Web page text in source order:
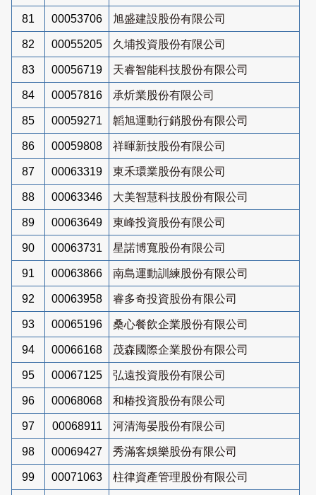
81 00053706 旭盛建設股份有限公司
82 00055205 久埔投資股份有限公司
83 00056719 天睿智能科技股份有限公司
84 00057816 承炘業股份有限公司
85 00059271 韜旭運動行銷股份有限公司
86 00059808 祥暉新技股份有限公司
87 00063319 東禾環業股份有限公司
88 00063346 大美智慧科技股份有限公司
89 00063649 東峰投資股份有限公司
90 00063731 星諾博寬股份有限公司
91 00063866 南島運動訓練股份有限公司
92 00063958 睿多奇投資股份有限公司
93 00065196 桑心餐飲企業股份有限公司
94 00066168 茂森國際企業股份有限公司
95 00067125 弘遠投資股份有限公司
96 00068068 和椿投資股份有限公司
97 00068911 河清海晏股份有限公司
98 00069427 秀滿客娛樂股份有限公司
99 00071063 柱律資產管理股份有限公司